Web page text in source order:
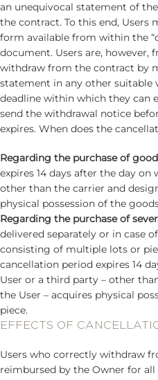
an unequivocal statement of
the contract. To this end, Users
form available from within the
document. Users are, however,
withdraw from the contract by
statement in any other suitable
deadline within which they can
send the withdrawal notice
expires. When does the
Regarding the purchase of
expires 14 days after the day
other than the carrier and
physical possession of the
Regarding the purchase of
delivered separately or in case
consisting of multiple lots or
cancellation period expires 14
User or a third party – other
the User – acquires physical
piece.
EFFECTS OF
Users who correctly withdraw
reimbursed by the Owner for